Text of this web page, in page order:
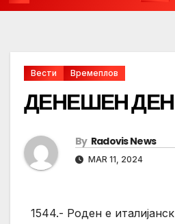
Вести Времеплов
ДЕНЕШЕН ДЕН
By Radovis News
MAR 11, 2024
1544.- Роден е